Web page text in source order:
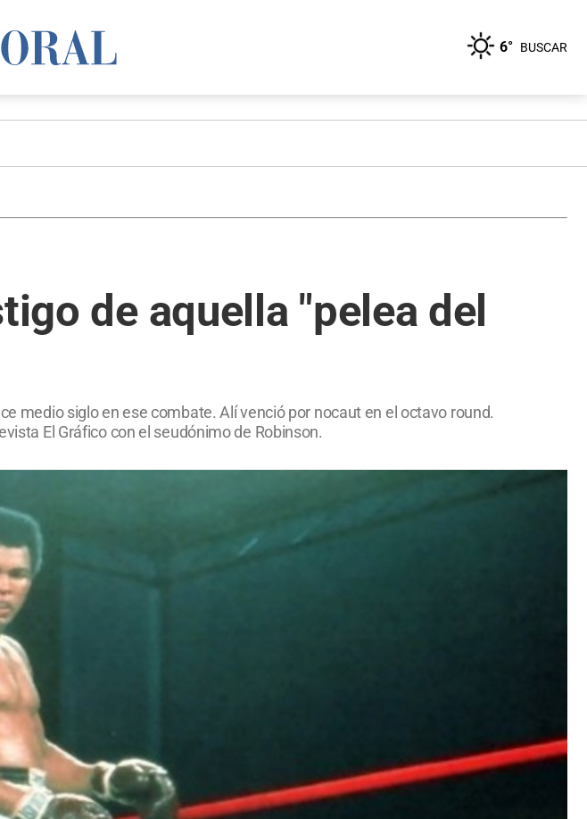
6° BUSCAR
de aquella "pelea del
medio siglo en ese combate. Alí venció por nocaut en el octavo round.
El Gráfico con el seudónimo de Robinson.